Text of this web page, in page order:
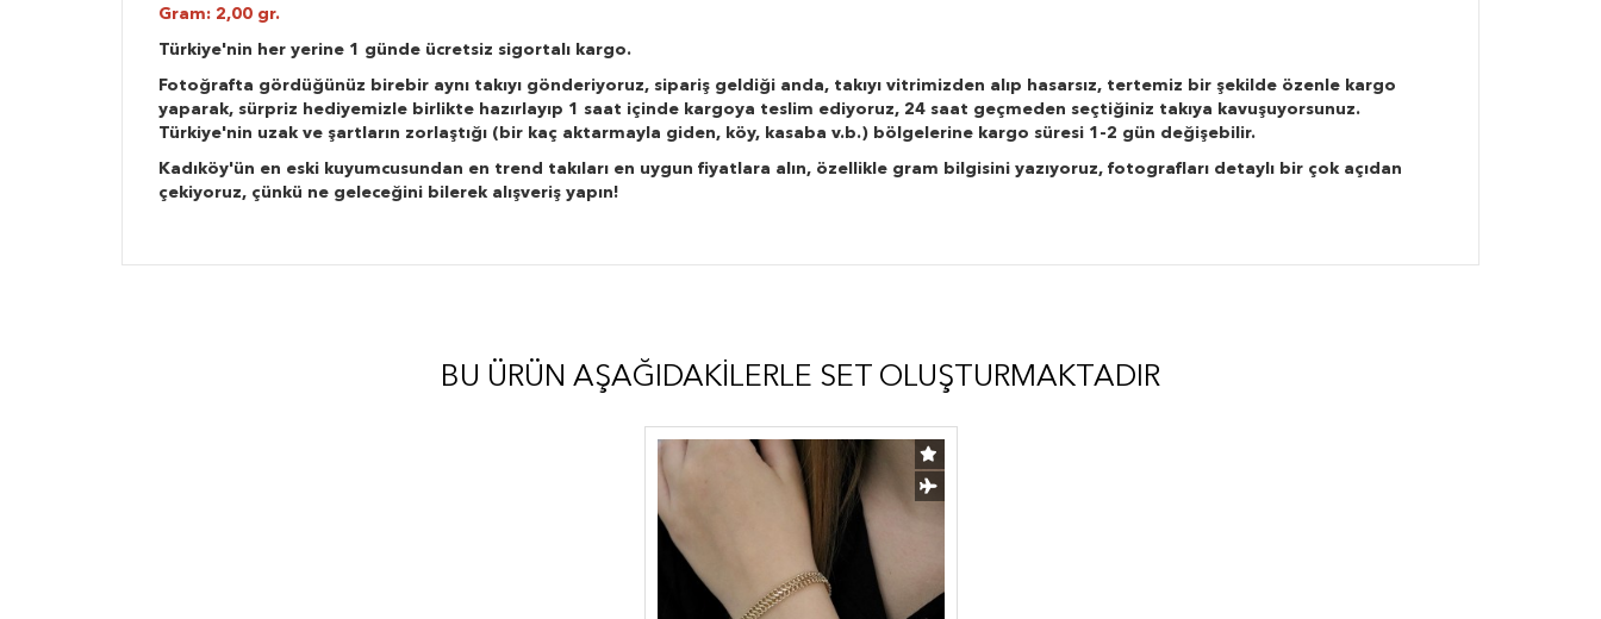
Gram: 2,00 gr.
Türkiye'nin her yerine 1 günde ücretsiz sigortalı kargo.
Fotoğrafta gördüğünüz birebir aynı takıyı gönderiyoruz, sipariş geldiği anda, takıyı vitrimizden alıp hasarsız, tertemiz bir şekilde özenle kargo
yaparak, sürpriz hediyemizle birlikte hazırlayıp 1 saat içinde kargoya teslim ediyoruz, 24 saat geçmeden seçtiğiniz takıya kavuşuyorsunuz.
Türkiye'nin uzak ve şartların zorlaştığı (bir kaç aktarmayla giden, köy, kasaba v.b.) bölgelerine kargo süresi 1-2 gün değişebilir.
Kadıköy'ün en eski kuyumcusundan en trend takıları en uygun fiyatlara alın, özellikle gram bilgisini yazıyoruz, fotografları detaylı bir çok açıdan
çekiyoruz, çünkü ne geleceğini bilerek alışveriş yapın!
BU ÜRÜN AŞAĞIDAKILERLE SET OLUŞTURMAKTADIR